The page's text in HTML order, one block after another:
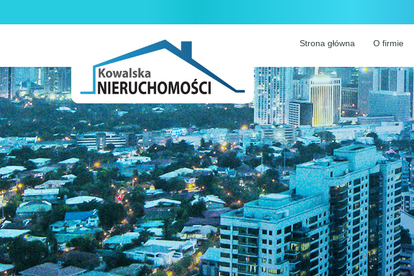
Strona główna O firmie